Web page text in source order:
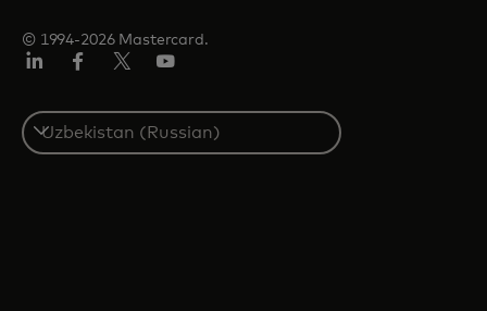
© 1994-2026 Mastercard.
Select
a
country